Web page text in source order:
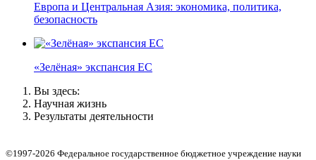
Европа и Центральная Азия: экономика, политика,
безопасность
«Зелёная» экспансия ЕС
Вы здесь:
Научная жизнь
Результаты деятельности
©1997-2026 Федеральное государственное бюджетное учреждение науки